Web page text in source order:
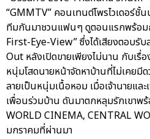
“GMMTV” คอนเทนต์โพรไวเดอร์ชั้
ทีมกันมาชวนแฟนๆ ดูตอนแรกพร้อม
First-Eye-View” ซึ่งได้เสียงตอบรั
Out หลังเปิดขายเพียงไม่นาน กับเรื่
หนุ่มโสดนายหน้าจัดหาบ้านที่ไม่เคยมี
ลายเป็นหนุ่มเนื้อหอม เมื่อเจ้านายแล
เพื่อนร่วมบ้าน ดันมาตกหลุมรักเขาพ
WORLD CINEMA, CENTRAL
มกราคมที่ผ่านมา